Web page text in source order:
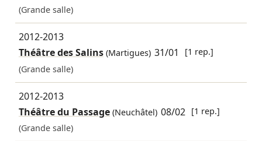
(Grande salle)
2012-2013
Théâtre des Salins(Martigues) 31/01
[1 rep.]
(Grande salle)
2012-2013
Théâtre du Passage(Neuchâtel) 08/02 [1 rep.]
(Grande salle)